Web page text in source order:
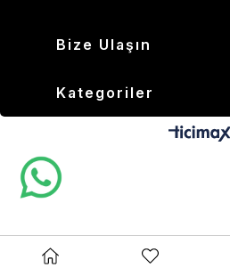
Bize Ulaşın
Kategoriler